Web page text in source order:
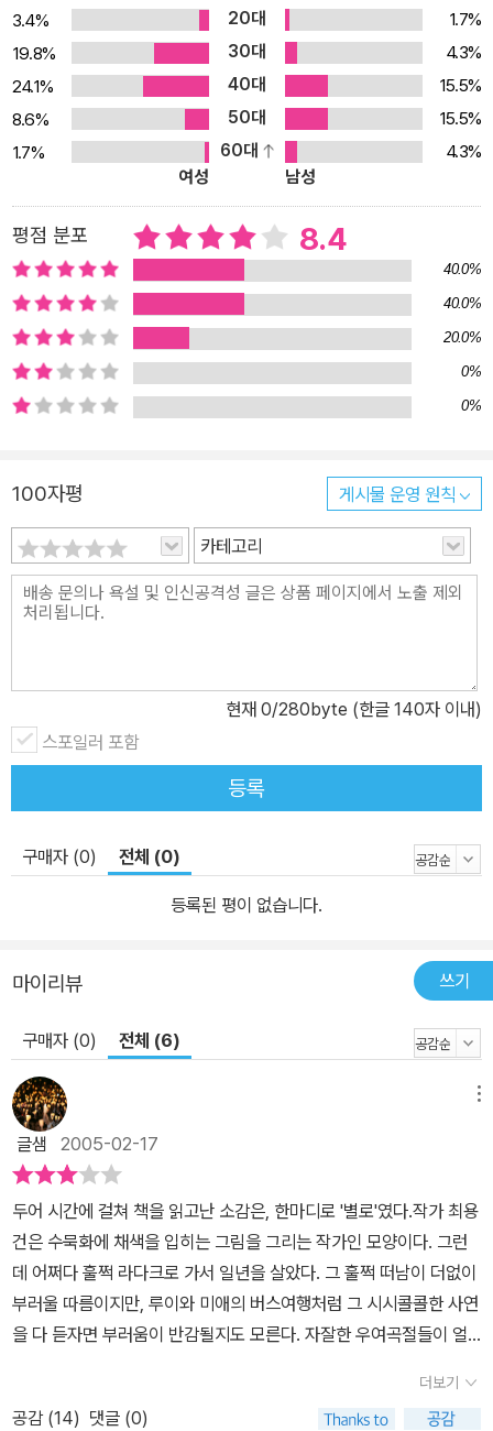
3.4%
20대
1.7%
19.8%
30대
4.3%
24.1%
40대
15.5%
8.6%
50대
15.5%
1.7%
60대
4.3%
여성
남성
평점 분포 8.4
40.0%
40.0%
20.0%
0%
0%
100자평 게시물 운영 원칙
카테고리
현재 0/280byte (한글 140자 이내)
스포일러 포함
등록
구매자 (0) 전체 (0)
등록된 평이 없습니다.
마이리뷰 쓰기
구매자 (0) 전체 (6)
글샘 2005-02-17
두어 시간에 걸쳐 책을 읽고난 소감은, 한마디로 '별로'였다.작가 최용
건은 수묵화에 채색을 입히는 그림을 그리는 작가인 모양이다. 그런
데 어쩌다 훌쩍 라다크로 가서 일년을 살았다. 그 훌쩍 떠남이 더없이
부러울 따름이지만, 루이와 미애의 버스여행처럼 그 시시콜콜한 사연
을 다 듣자면 부러움이 반감될지도 모른다. 자잘한 우여곡절들이 얼
줄 속에는 이미 <도회의 번잡한 불행>을 더 즐기게 되어버린 피톨들
이 도도하게 흐르고 있다는 것을 느낀다. 시골집의 너무 뜨거운 황토
더보기
공감 (14) 댓글 (0)